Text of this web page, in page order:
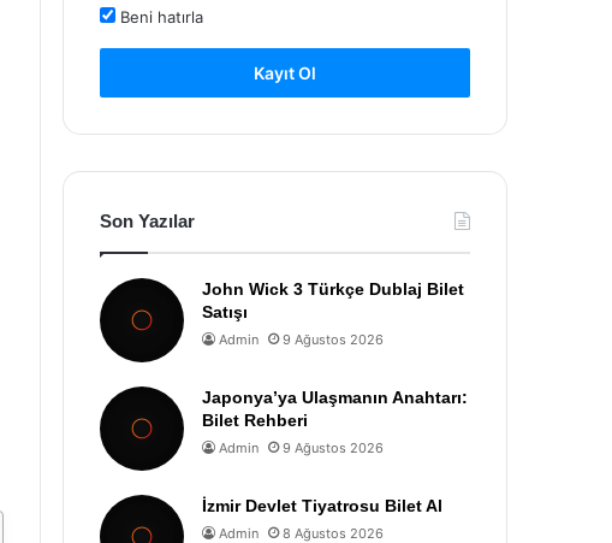
Beni hatırla
Kayıt Ol
Son Yazılar
John Wick 3 Türkçe Dublaj Bilet
Satışı
Admin 9 Ağustos 2026
Japonya’ya Ulaşmanın Anahtarı:
Bilet Rehberi
Admin 9 Ağustos 2026
İzmir Devlet Tiyatrosu Bilet Al
Admin 8 Ağustos 2026